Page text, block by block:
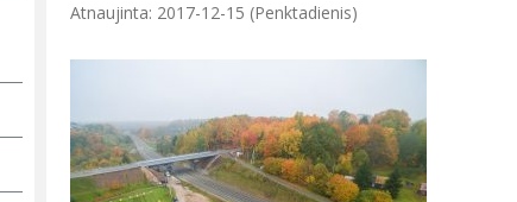
Atnaujinta: 2017-12-15 (Penktadienis)